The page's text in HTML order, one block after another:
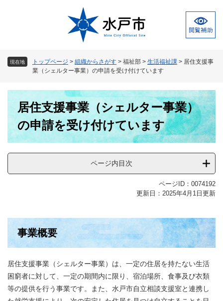
現在地 トップページ > 組織からさがす > 福祉部 > 生活福祉課 > 居住支援事
業（シェルター事業）の申請を受け付けています
居住支援事業（シェルター事業）
の申請を受け付けています
ページ内目次
ページID：0074192
更新日：2025年4月1日更新
事業概要
居住支援事業（シェルター事業）は、一定の住居を持たない生活
困窮者に対して、一定の期間内に限り、宿泊場所、食事及び衣類
等の提供を行う事業です。また、水戸市自立相談支援室と連携し